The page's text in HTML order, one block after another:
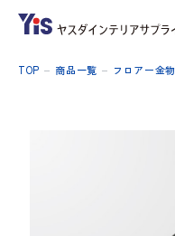
TOP 商品一覧 フロアー金物